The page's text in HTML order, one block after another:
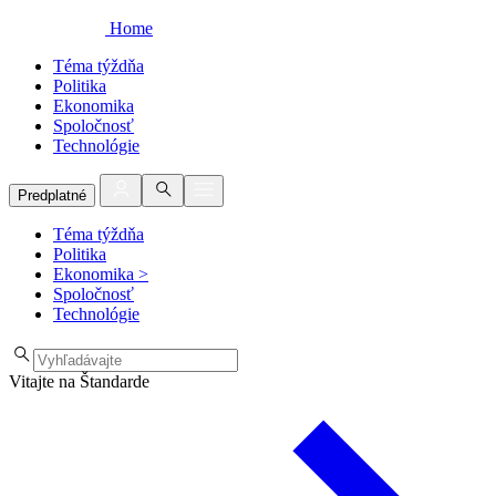
Home
Téma týždňa
Politika
Ekonomika
Spoločnosť
Technológie
Predplatné
Téma týždňa
Politika
Ekonomika >
Spoločnosť
Technológie
Vitajte na Štandarde